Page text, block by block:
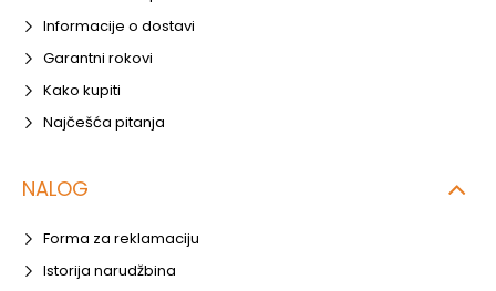
Informacije o dostavi
Garantni rokovi
Kako kupiti
Najčešća pitanja
NALOG
Forma za reklamaciju
Istorija narudžbina